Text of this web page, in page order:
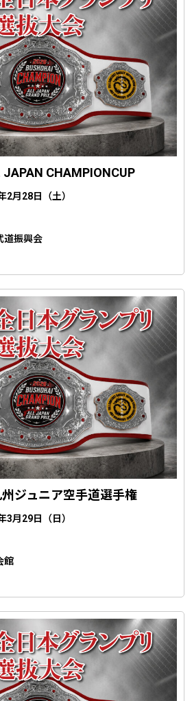
CHAMPIONCUP
2月28日（土）
道振興会
ジュニア空手道選手権
3月29日（日）
館